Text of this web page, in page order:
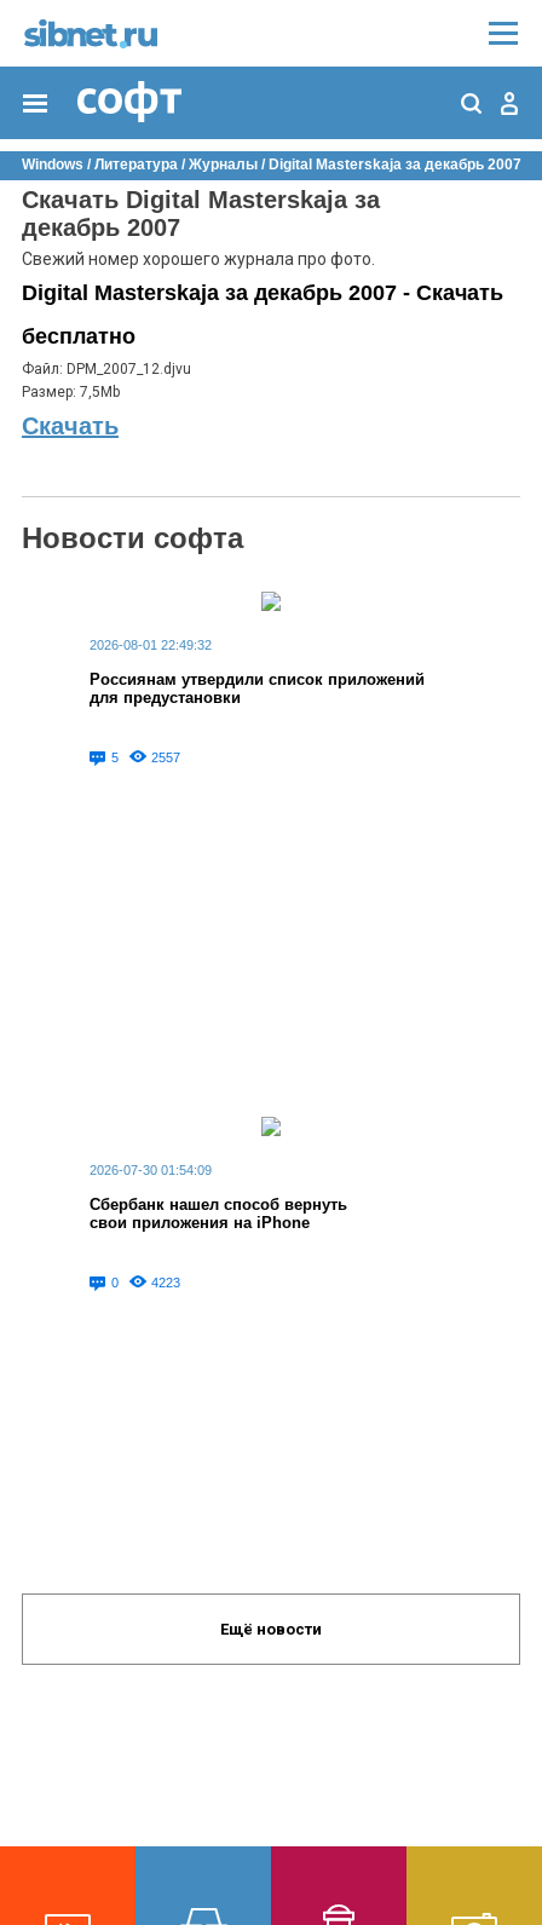
Windows / Литература / Журналы / Digital Masterskaja за декабрь 2007
Скачать Digital Masterskaja за
декабрь 2007
Свежий номер хорошего журнала про фото.
Digital Masterskaja за декабрь 2007 - Скачать
бесплатно
Файл: DPM_2007_12.djvu
Размер: 7,5Mb
Скачать
Новости софта
2026-08-01 22:49:32
Россиянам утвердили список приложений
для предустановки
5 2557
2026-07-30 01:54:09
Сбербанк нашел способ вернуть
свои приложения на iPhone
0 4223
Ещё новости